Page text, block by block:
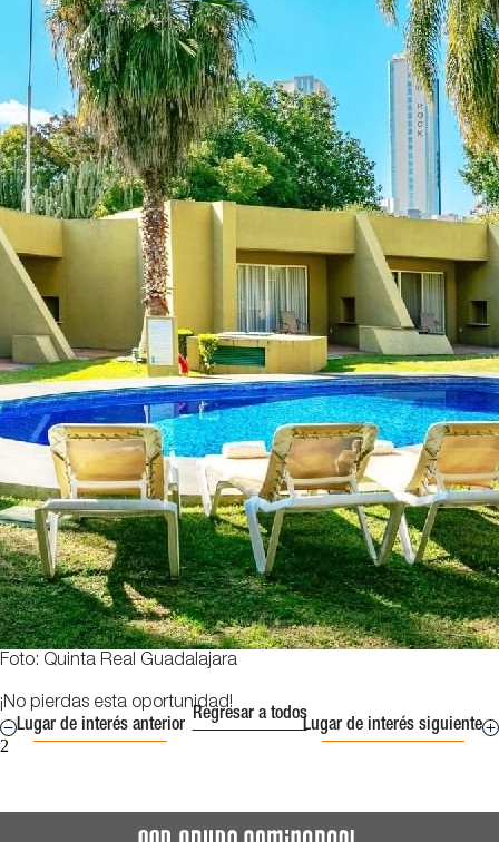
Foto: Quinta Real Guadalajara
¡No pierdas esta oportunidad!
Lugar de interés anterior
Regresar a todos
Lugar de interés siguiente
2